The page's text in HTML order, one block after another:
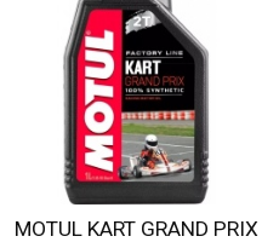
MOTUL KART GRAND PRIX